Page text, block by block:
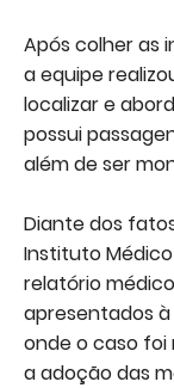
Após colher as
a equipe
localizar e
possui
além de ser
Diante dos
Instituto
relatório
apresentados
onde o caso foi
a adoção das